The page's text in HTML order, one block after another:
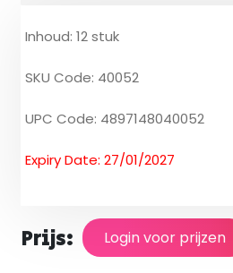
Inhoud: 12 stuk
SKU Code: 40052
UPC Code: 4897148040052
Expiry Date: 27/01/2027
Prijs: Login voor prijzen